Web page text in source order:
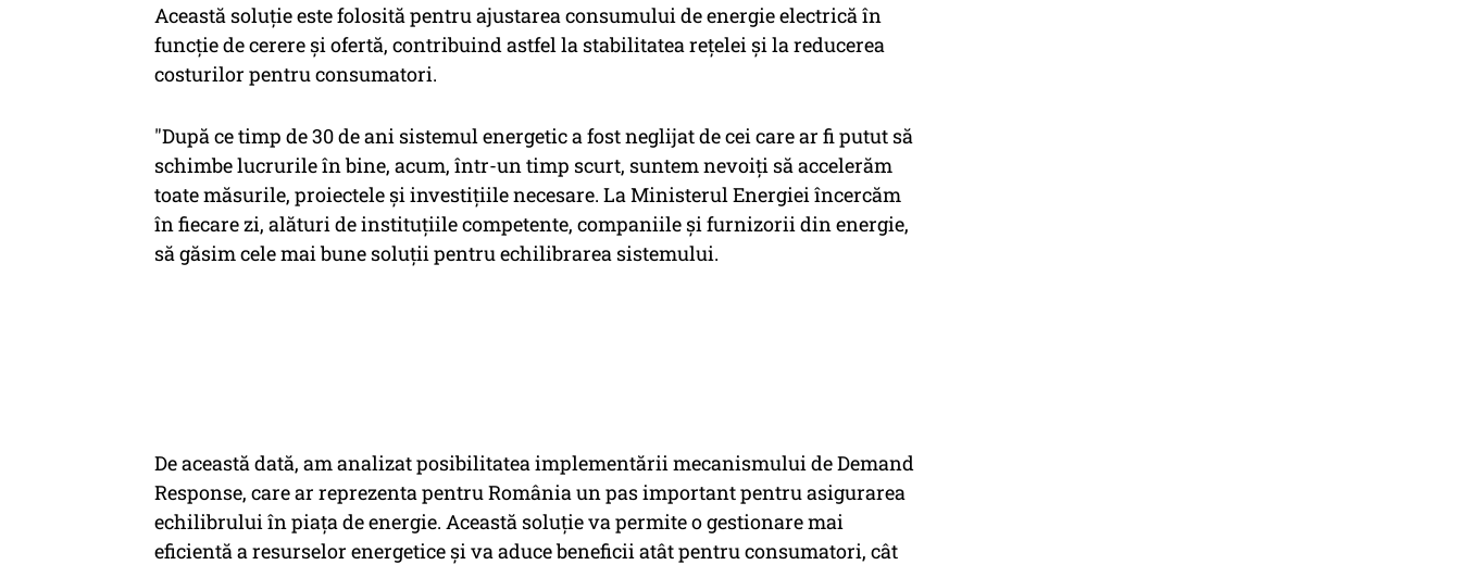
Această soluție este folosită pentru ajustarea consumului de energie electrică în
funcție de cerere și ofertă, contribuind astfel la stabilitatea rețelei și la reducerea
costurilor pentru consumatori.
"După ce timp de 30 de ani sistemul energetic a fost neglijat de cei care ar fi putut să
schimbe lucrurile în bine, acum, într-un timp scurt, suntem nevoiți să accelerăm
toate măsurile, proiectele și investițiile necesare. La Ministerul Energiei încercăm
în fiecare zi, alături de instituțiile competente, companiile și furnizorii din energie,
să găsim cele mai bune soluții pentru echilibrarea sistemului.
De această dată, am analizat posibilitatea implementării mecanismului de Demand
Response, care ar reprezenta pentru România un pas important pentru asigurarea
echilibrului în piața de energie. Această soluție va permite o gestionare mai
eficientă a resurselor energetice și va aduce beneficii atât pentru consumatori, cât